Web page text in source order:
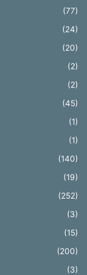
(77)
(24)
(20)
(2)
(2)
(45)
(1)
(1)
(140)
(19)
(252)
(3)
(15)
(200)
(3)